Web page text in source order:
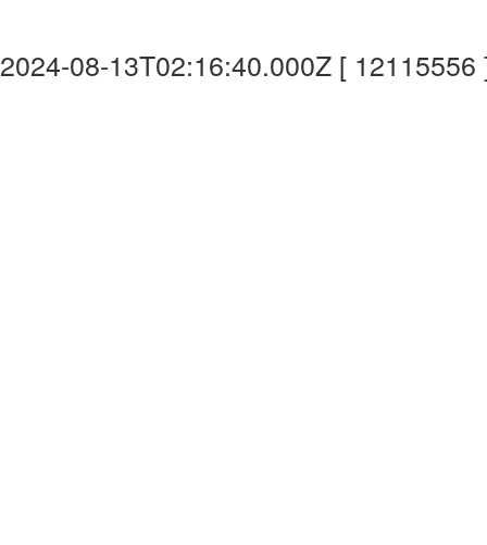
2024-08-13T02:16:40.000Z [ 12115556